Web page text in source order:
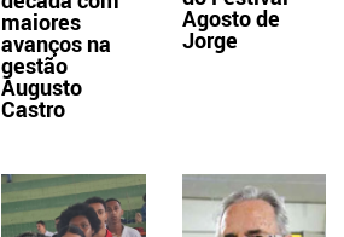
maiores
avanços na
gestão
Augusto
Castro
Agosto de
Jorge